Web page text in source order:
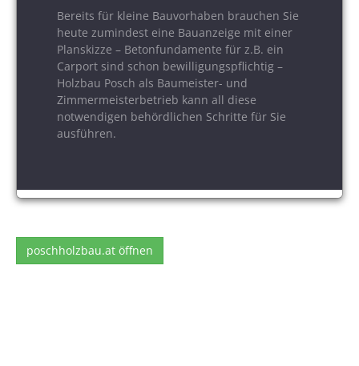
Bereits für kleine Bauvorhaben brauchen Sie
heute zumindest eine Bauanzeige mit einer
Planskizze – Betonfundamente für z.B. ein
Carport sind schon bewilligungspflichtig –
Holzbau Posch als Baumeister- und
Zimmermeisterbetrieb kann all diese
notwendigen behördlichen Schritte für Sie
ausführen.
poschholzbau.at öffnen